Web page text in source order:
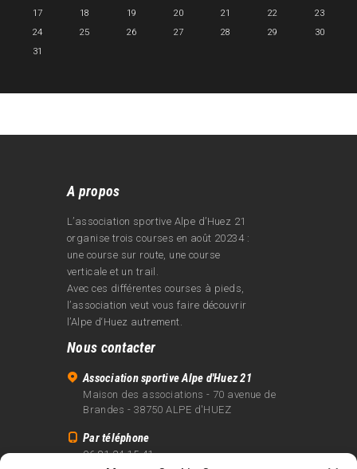
17
18 19 20 21 22
23
24
25 26 27 28 29
30
31
A propos
L’association sportive Alpe d’Huez 21
organise trois courses en août 20234 :
une course sur route, une course
verticale et un trail.
Avec ces différentes courses à pieds,
l’association veut vous faire découvrir
l’Alpe d‘Huez autrement.
Nous contacter
Association sportive Alpe d'Huez 21
Maison des associations - 70 avenue de
Brandes - 38750 ALPE d'HUEZ
Par téléphone
06 81 24 15 41